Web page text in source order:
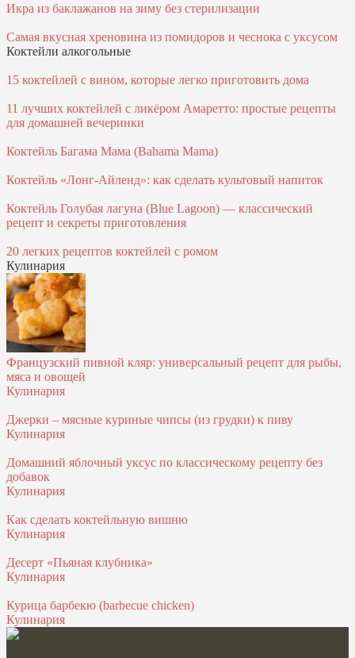
Икра из баклажанов на зиму без стерилизации
Самая вкусная хреновина из помидоров и чеснока с уксусом
Коктейли алкогольные
15 коктейлей с вином, которые легко приготовить дома
11 лучших коктейлей с ликёром Амаретто: простые рецепты
для домашней вечеринки
Коктейль Багама Мама (Bahama Mama)
Коктейль «Лонг-Айленд»: как сделать культовый напиток
Коктейль Голубая лагуна (Blue Lagoon) — классический
рецепт и секреты приготовления
20 легких рецептов коктейлей с ромом
Кулинария
Французский пивной кляр: универсальный рецепт для рыбы,
мяса и овощей
Кулинария
Джерки – мясные куриные чипсы (из грудки) к пиву
Кулинария
Домашний яблочный уксус по классическому рецепту без
добавок
Кулинария
Как сделать коктейльную вишню
Кулинария
Десерт «Пьяная клубника»
Кулинария
Курица барбекю (barbecue chicken)
Кулинария